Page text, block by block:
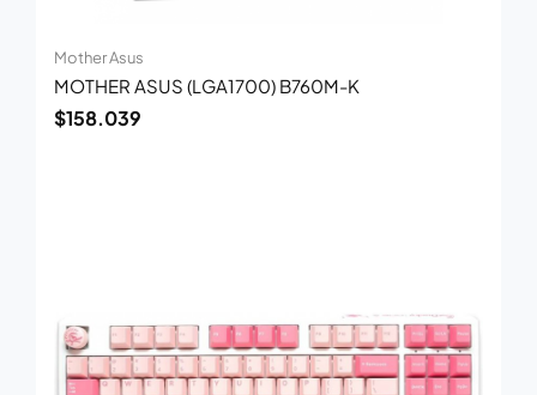
Mother Asus
MOTHER ASUS (LGA1700) B760M-K
$158.039